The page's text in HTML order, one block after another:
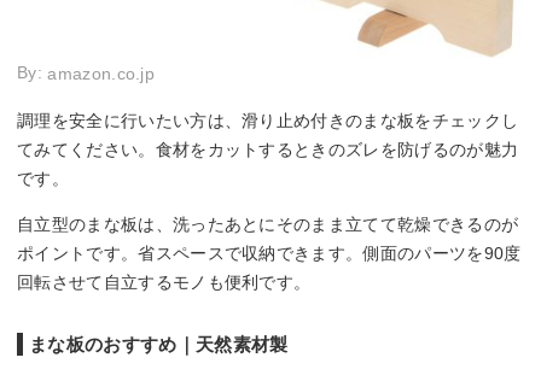
By:amazon.co.jp
調理を安全に行いたい方は、滑り止め付きのまな板をチェックし
てみてください。食材をカットするときのズレを防げるのが魅力
です。
自立型のまな板は、洗ったあとにそのまま立てて乾燥できるのが
ポイントです。省スペースで収納できます。側面のパーツを90度
回転させて自立するモノも便利です。
まな板のおすすめ｜天然素材製